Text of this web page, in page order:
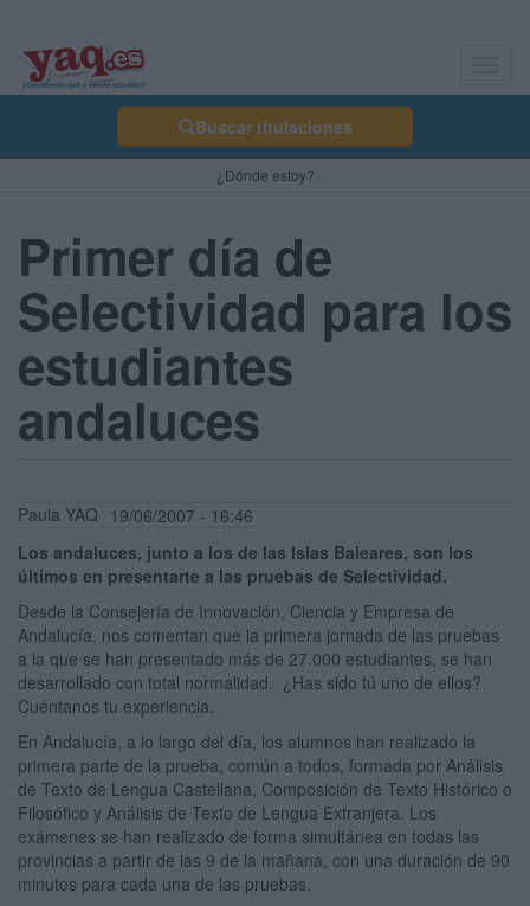
Buscar titulaciones
¿Dónde estoy?
Primer día de
Selectividad para los
estudiantes
andaluces
Paula YAQ 19/06/2007 - 16:46
Los andaluces, junto a los de las Islas Baleares, son los
últimos en presentarte a las pruebas de Selectividad.
Desde la Consejería de Innovación, Ciencia y Empresa de
Andalucía, nos comentan que la primera jornada de las pruebas
a la que se han presentado más de 27.000 estudiantes, se han
desarrollado con total normalidad. ¿Has sido tú uno de ellos?
Cuéntanos tu experiencia.
En Andalucía, a lo largo del día, los alumnos han realizado la
primera parte de la prueba, común a todos, formada por Análisis
de Texto de Lengua Castellana, Composición de Texto Histórico o
Filosófico y Análisis de Texto de Lengua Extranjera. Los
exámenes se han realizado de forma simultánea en todas las
provincias a partir de las 9 de la mañana, con una duración de 90
minutos para cada una de las pruebas.